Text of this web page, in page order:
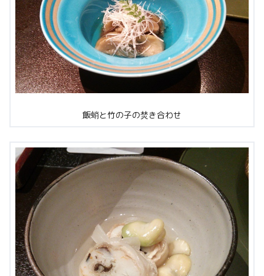
飯蛸と竹の子の焚き合わせ